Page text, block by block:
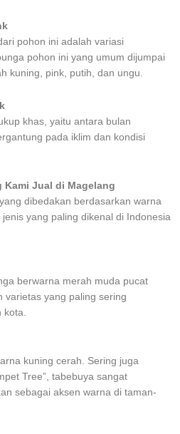
pohon ini adalah variasi
pohon ini yang umum dijumpai
kuning, pink, putih, dan ungu.
khas, yaitu antara bulan
pada iklim dan kondisi
Kami Jual di Magelang
dibedakan berdasarkan warna
yang paling dikenal di Indonesia
berwarna merah muda pucat
varietas yang paling sering
kuning cerah. Sering juga
Tree”, tabebuya sangat
sebagai aksen warna di taman-